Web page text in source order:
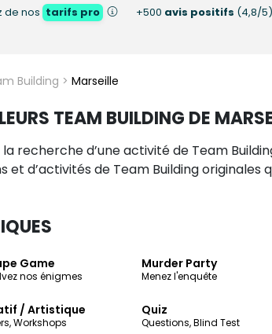
de nos tarifs pro +500 avis positifs (4,8/5)
Building > Marseille
TEAM BUILDING DE
recherche d’une activité de Team
et d’activités de Team Building
Game
nos énigmes
Murder Party
Menez l'enquête
/ Artistique
Workshops
Quiz
Questions, Blind Test